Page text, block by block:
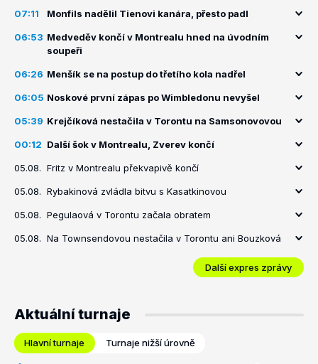
07:11 Monfils nadělil Tienovi kanára, přesto padl
06:53 Medveděv končí v Montrealu hned na úvodním
soupeři
06:26 Menšík se na postup do třetího kola nadřel
06:05 Noskové první zápas po Wimbledonu nevyšel
05:39 Krejčíková nestačila v Torontu na Samsonovovou
00:12 Další šok v Montrealu, Zverev končí
05.08. Fritz v Montrealu překvapivě končí
05.08. Rybakinová zvládla bitvu s Kasatkinovou
05.08. Pegulaová v Torontu začala obratem
05.08. Na Townsendovou nestačila v Torontu ani Bouzková
Další expres zprávy
Aktuální turnaje
Hlavní turnaje Turnaje nižší úrovně